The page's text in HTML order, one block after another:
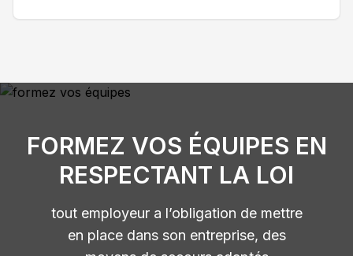
FORMEZ VOS ÉQUIPES EN
RESPECTANT LA LOI
tout employeur a l’obligation de mettre
en place dans son entreprise, des